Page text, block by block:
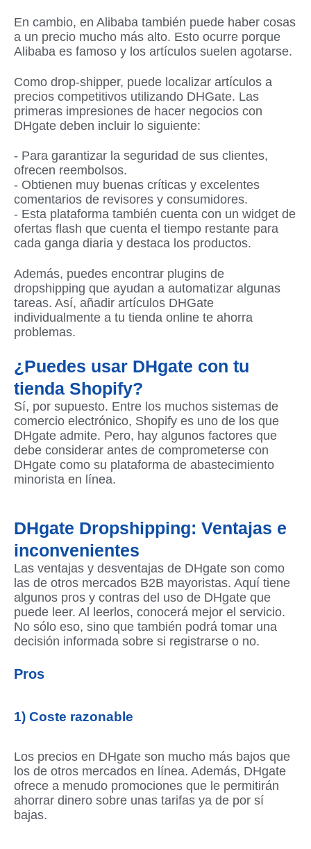
En cambio, en Alibaba también puede haber cosas
a un precio mucho más alto. Esto ocurre porque
Alibaba es famoso y los artículos suelen agotarse.
Como drop-shipper, puede localizar artículos a
precios competitivos utilizando DHGate. Las
primeras impresiones de hacer negocios con
DHgate deben incluir lo siguiente:
- Para garantizar la seguridad de sus clientes,
ofrecen reembolsos.
- Obtienen muy buenas críticas y excelentes
comentarios de revisores y consumidores.
- Esta plataforma también cuenta con un widget de
ofertas flash que cuenta el tiempo restante para
cada ganga diaria y destaca los productos.
Además, puedes encontrar plugins de
dropshipping que ayudan a automatizar algunas
tareas. Así, añadir artículos DHGate
individualmente a tu tienda online te ahorra
problemas.
¿Puedes usar DHgate con tu
tienda Shopify?
Sí, por supuesto. Entre los muchos sistemas de
comercio electrónico, Shopify es uno de los que
DHgate admite. Pero, hay algunos factores que
debe considerar antes de comprometerse con
DHgate como su plataforma de abastecimiento
minorista en línea.
DHgate Dropshipping: Ventajas e
inconvenientes
Las ventajas y desventajas de DHgate son como
las de otros mercados B2B mayoristas. Aquí tiene
algunos pros y contras del uso de DHgate que
puede leer. Al leerlos, conocerá mejor el servicio.
No sólo eso, sino que también podrá tomar una
decisión informada sobre si registrarse o no.
Pros
1) Coste razonable
Los precios en DHgate son mucho más bajos que
los de otros mercados en línea. Además, DHgate
ofrece a menudo promociones que le permitirán
ahorrar dinero sobre unas tarifas ya de por sí
bajas.